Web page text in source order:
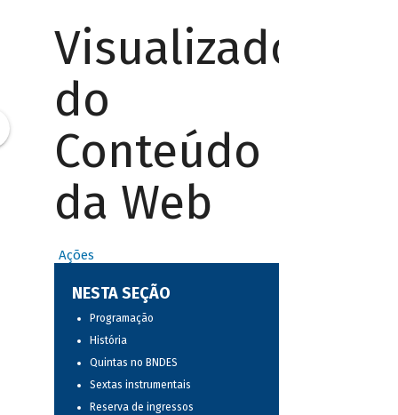
Visualizador
do
Conteúdo
da Web
Ações
NESTA SEÇÃO
Programação
História
Quintas no BNDES
Sextas instrumentais
Reserva de ingressos